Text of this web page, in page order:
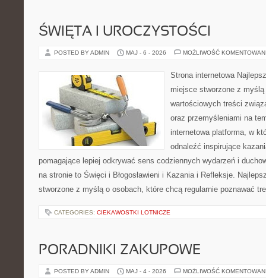
ŚWIĘTA I UROCZYSTOŚCI
POSTED BY ADMIN MAJ - 6 - 2026 MOŻLIWOŚĆ
Strona internetowa
miejsce stworzone z
wartościowych treści
oraz przemyśleniami na
internetowa platforma, w
odnaleźć inspirujące
pomagające lepiej odkrywać sens codziennych wydarzeń i
na stronie to Święci i Błogosławieni i Kazania i Refleksje.
stworzone z myślą o osobach, które chcą regularnie poznawać
CATEGORIES: CIEKAWOSTKI LOTNICZE
PORADNIKI ZAKUPOWE
POSTED BY ADMIN MAJ - 4 - 2026 MOŻLIWOŚĆ